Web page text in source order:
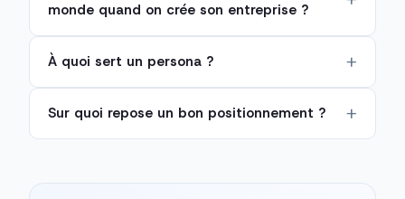
monde quand on crée son entreprise ?
À quoi sert un persona ?
Sur quoi repose un bon positionnement ?